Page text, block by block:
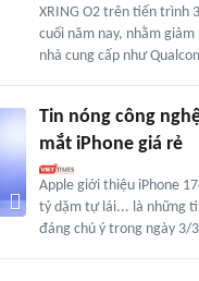
XRING O2 trên tiến trình
cuối năm nay, nhằm giảm
nhà cung cấp như
Tin nóng công
mắt iPhone giá rẻ
Apple giới thiệu iPhone
tỷ dặm tự lái... là những
đáng chú ý trong ngày 3/